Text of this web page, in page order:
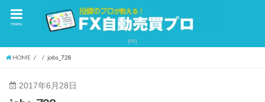
menu
HOME jobs_728
2017年6月28日